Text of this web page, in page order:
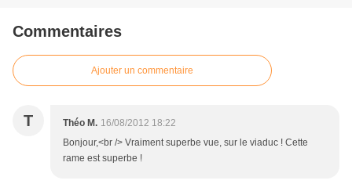
Commentaires
Ajouter un commentaire
T Théo M. 16/08/2012 18:22
Bonjour,<br /> Vraiment superbe vue, sur le viaduc ! Cette
rame est superbe !